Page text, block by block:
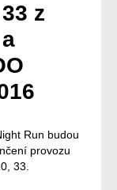
z
Run budou
provozu
33.